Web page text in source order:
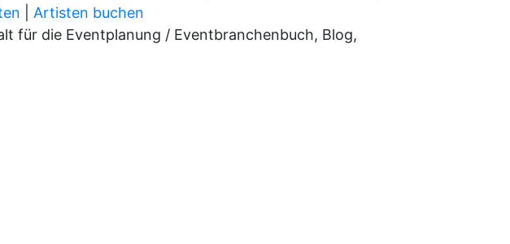
Artisten buchen
für die Eventplanung / Eventbranchenbuch, Blog,